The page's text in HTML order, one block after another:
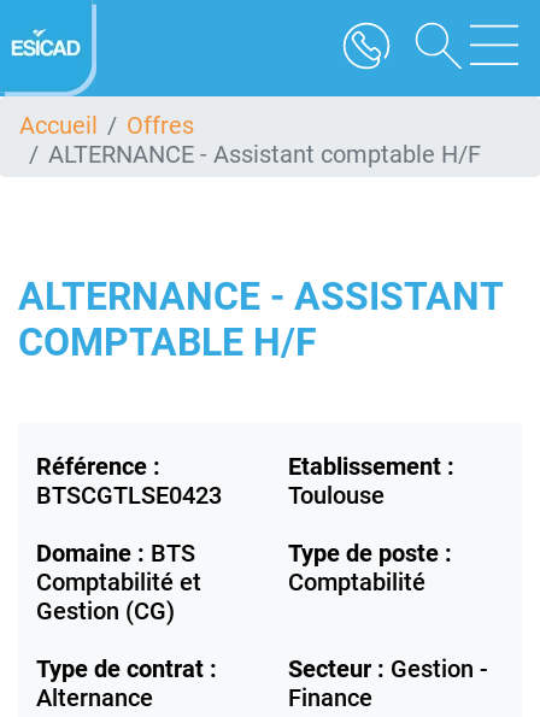
au
contenu
Accueil
Offres
ALTERNANCE - Assistant comptable H/F
ALTERNANCE - ASSISTANT
COMPTABLE H/F
Référence :
BTSCGTLSE0423
Etablissement :
Toulouse
Domaine : BTS
Comptabilité et
Gestion (CG)
Type de poste :
Comptabilité
Type de contrat :
Alternance
Secteur : Gestion -
Finance